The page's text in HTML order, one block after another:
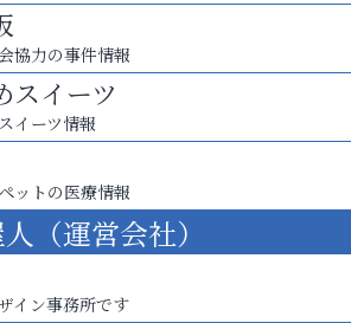
協力の事件情報
スイーツ
イーツ情報
ットの医療情報
（運営会社）
イン事務所です